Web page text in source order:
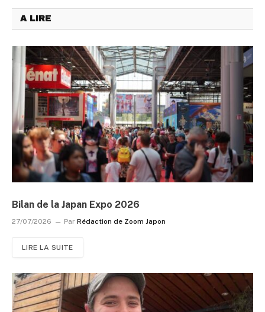
A LIRE
Bilan de la Japan Expo 2026
27/07/2026 Par Rédaction de Zoom Japon
LIRE LA SUITE